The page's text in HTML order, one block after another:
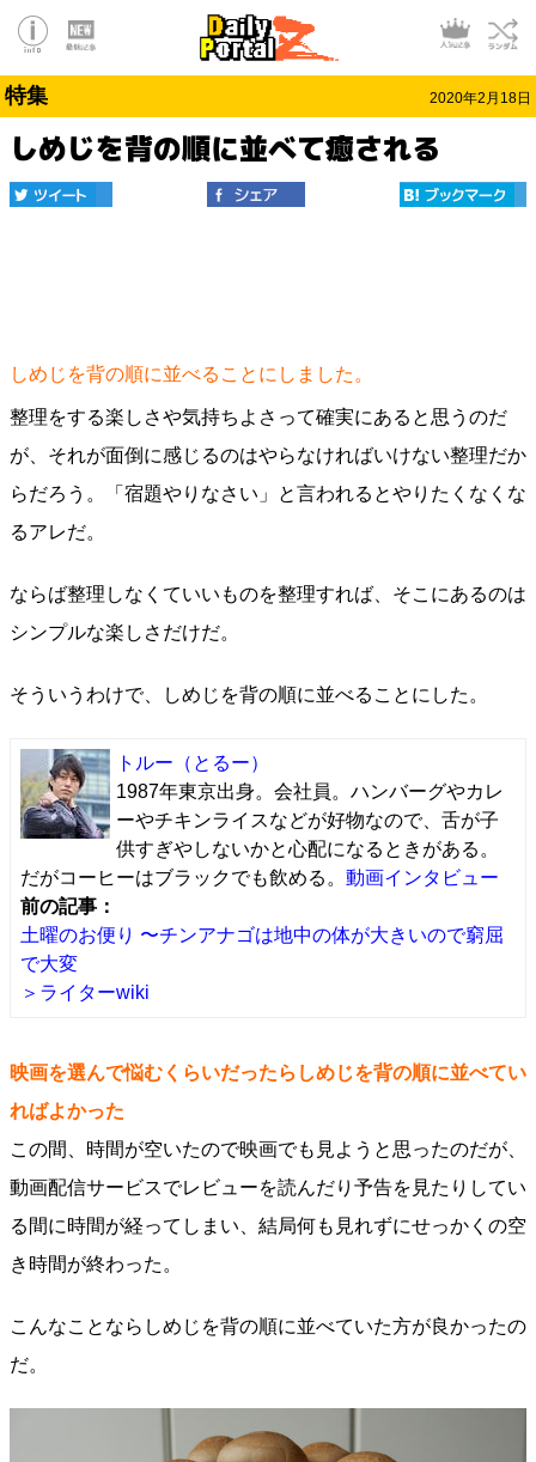
特集 2020年2月18日
しめじを背の順に並べて癒される
しめじを背の順に並べることにしました。
整理をする楽しさや気持ちよさって確実にあると思うのだ
が、それが面倒に感じるのはやらなければいけない整理だか
らだろう。「宿題やりなさい」と言われるとやりたくなくな
るアレだ。
ならば整理しなくていいものを整理すれば、そこにあるのは
シンプルな楽しさだけだ。
そういうわけで、しめじを背の順に並べることにした。
トルー （とるー）
1987年東京出身。会社員。ハンバーグやカレ
ーやチキンライスなどが好物なので、舌が子
供すぎやしないかと心配になるときがある。
だがコーヒーはブラックでも飲める。 動画インタビュー
前の記事：
土曜のお便り 〜チンアナゴは地中の体が大きいので窮屈
で大変
＞ライターwiki
映画を選んで悩むくらいだったらしめじを背の順に並べてい
ればよかった
この間、時間が空いたので映画でも見ようと思ったのだが、
動画配信サービスでレビューを読んだり予告を見たりしてい
る間に時間が経ってしまい、結局何も見れずにせっかくの空
き時間が終わった。
こんなことならしめじを背の順に並べていた方が良かったの
だ。